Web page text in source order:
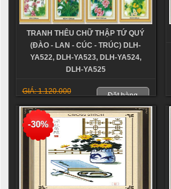
TRANH THÊU CHỮ THẬP TỨ QUÝ
(ĐÀO - LAN - CÚC - TRÚC) DLH-
YA522, DLH-YA523, DLH-YA524,
DLH-YA525
GIÁ: 1.120.000
Đặt hàng
-30%